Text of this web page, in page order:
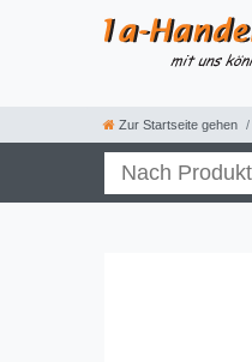
Zur Startseite gehen